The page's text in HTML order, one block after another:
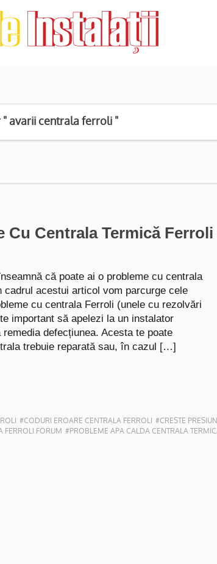
" avarii centrala ferroli "
Cu Centrala Termică
că poate ai o probleme cu centrala
cadrul acestui articol vom parcurge cele
cu centrala Ferroli (unele cu rezolvări
important să apelezi la un instalator
defecțiunea. Acesta te poate
trebuie reparată sau, în cazul […]
#CODURI EROARE CENTRALA FERROLI #CRESTE
FERROLI FORUM #PROBLEME APA CALDA CENTRALA